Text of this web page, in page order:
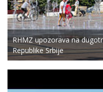
RHMZ upozorava na
Republike Srbije